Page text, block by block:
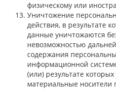
физическому или
Уничтожение
действия, в результате
данные уничтожаются
невозможностью
содержания
информационной
(или) результате
материальные носители